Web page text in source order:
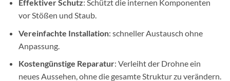
Effektiver Schutz: Schützt die internen Komponenten
vor Stößen und Staub.
Vereinfachte Installation: schneller Austausch ohne
Anpassung.
Kostengünstige Reparatur: Verleiht der Drohne ein
neues Aussehen, ohne die gesamte Struktur zu verändern.